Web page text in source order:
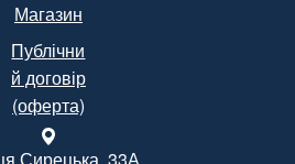
Магазин
Публічни
й договір
(оферта)